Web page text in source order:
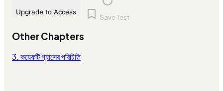
Upgrade to Access
Save Test
Other Chapters
3. কয়েকটি গ্যাসের পরিচিতি